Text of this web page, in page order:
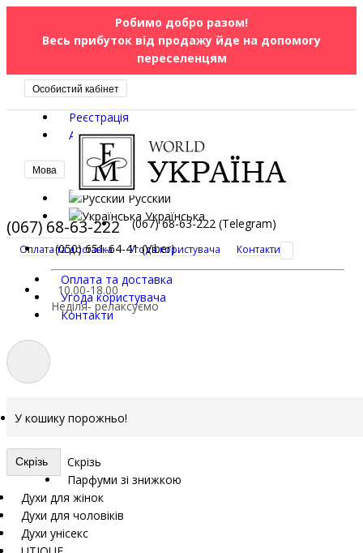
Робимо добро разом!
Весь прибуток від продажу йде на допомогу
переселенцям
Особистий кабінет
Реєстрація
Авторизація
Мова
Русский
Українська
Оплата та доставка Угода користувача Контакти
Оплата та доставка
Угода користувача
Контакти
(067) 68-63-222
(067) 68-63-222 (Telegram)
(050) 651-64-41 (Viber)
10.00-18.00
Неділя- релаксуємо
У кошику порожньо!
Скрізь
Скрізь
Парфуми зі знижкою
Духи для жінок
Духи для чоловіків
Духи унісекс